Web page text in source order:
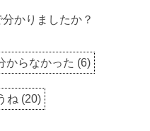
かりましたか？
からなかった (6)
ね (20)